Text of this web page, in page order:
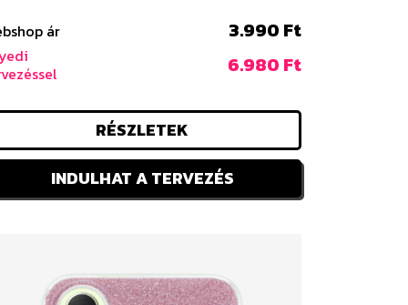
ár 3.990 Ft
6.980 Ft
RÉSZLETEK
INDULHAT A TERVEZÉS